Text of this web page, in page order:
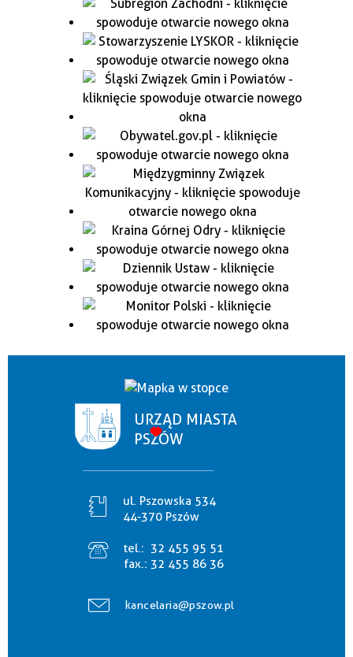
URZĄD MIASTA
PSZÓW
ul. Pszowska 534
44-370 Pszów
tel.: 32 455 95 51
fax.: 32 455 86 36
kancelaria@pszow.pl